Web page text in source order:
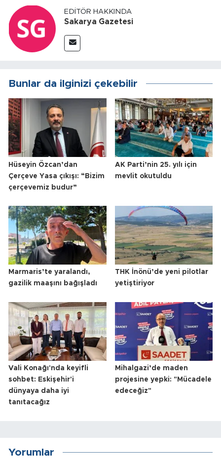
EDITÖR HAKKINDA
Sakarya Gazetesi
Bunlar da ilginizi çekebilir
Hüseyin Özcan’dan
Çerçeve Yasa çıkışı: “Bizim
çerçevemiz budur”
AK Parti’nin 25. yılı için
mevlit okutuldu
Marmaris’te yaralandı,
gazilik maaşını bağışladı
THK İnönü’de yeni pilotlar
yetiştiriyor
Vali Konağı'nda keyifli
sohbet: Eskişehir'i
dünyaya daha iyi
tanıtacağız
Mihalgazi’de maden
projesine yepki: "Mücadele
edeceğiz"
Yorumlar